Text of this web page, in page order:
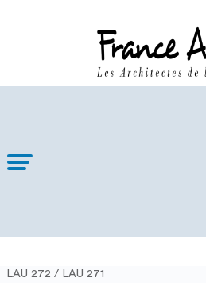
Content
LAU 272 / LAU 271